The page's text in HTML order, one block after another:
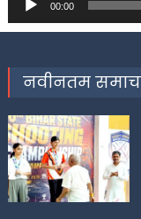
00:00
नवीनतम